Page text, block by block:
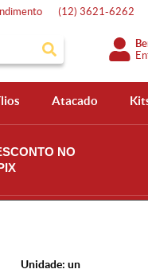
(12) 3621-6262
Atacado
NO
Unidade: un